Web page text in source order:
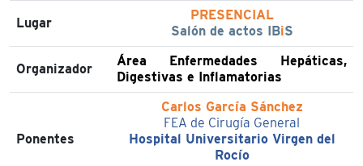
Lugar
PRESENCIAL
Salón de actos IBiS
Organizador
Área Enfermedades Hepáticas,
Digestivas e Inflamatorias
Ponentes
Carlos García Sánchez
FEA de Cirugía General
Hospital Universitario Virgen del
Rocío